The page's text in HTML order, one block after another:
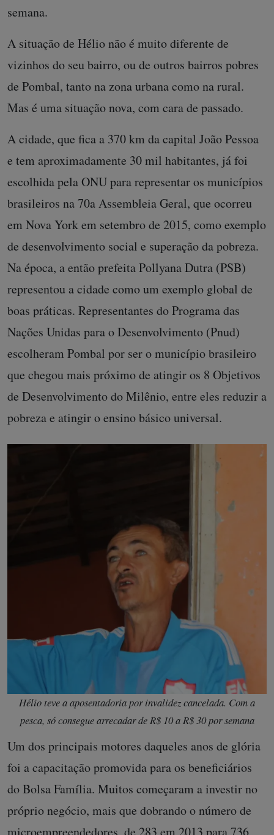
semana.
A situação de Hélio não é muito diferente de
vizinhos do seu bairro, ou de outros bairros pobres
de Pombal, tanto na zona urbana como na rural.
Mas é uma situação nova, com cara de passado.
A cidade, que fica a 370 km da capital João Pessoa
e tem aproximadamente 30 mil habitantes, já foi
escolhida pela ONU para representar os municípios
brasileiros na 70a Assembleia Geral, que ocorreu
em Nova York em setembro de 2015, como exemplo
de desenvolvimento social e superação da pobreza.
Na época, a então prefeita Pollyana Dutra (PSB)
representou a cidade como um exemplo global de
boas práticas. Representantes do Programa das
Nações Unidas para o Desenvolvimento (Pnud)
escolheram Pombal por ser o município brasileiro
que chegou mais próximo de atingir os 8 Objetivos
de Desenvolvimento do Milênio, entre eles reduzir a
pobreza e atingir o ensino básico universal.
Hélio teve a aposentadoria por invalidez cancelada. Com a
pesca, só consegue arrecadar de R$ 10 a R$ 30 por semana
Um dos principais motores daqueles anos de glória
foi a capacitação promovida para os beneficiários
do Bolsa Família. Muitos começaram a investir no
próprio negócio, mais que dobrando o número de